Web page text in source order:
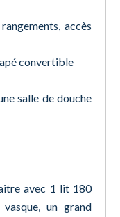
accès
convertible
salle de douche
avec 1 lit 180
un grand